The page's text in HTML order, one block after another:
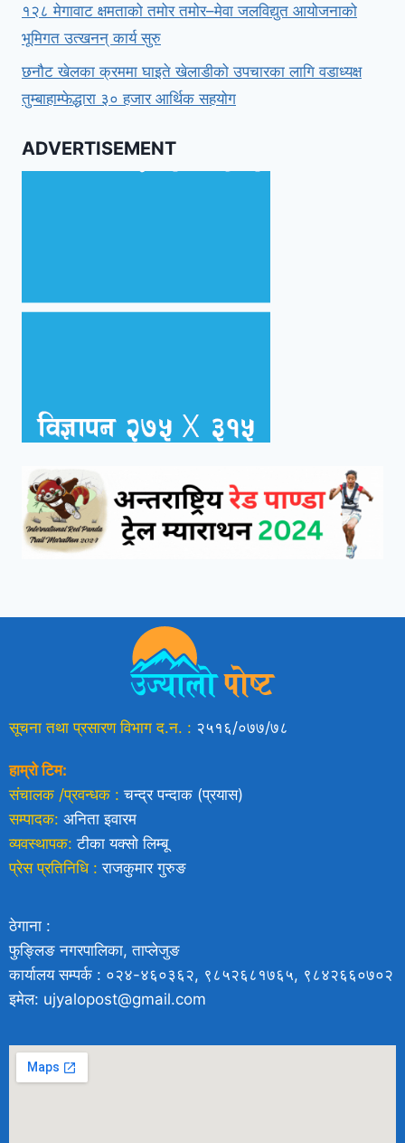
१२८ मेगावाट क्षमताको तमोर तमोर–मेवा जलविद्युत आयोजनाको
भूमिगत उत्खनन् कार्य सुरु
छनौट खेलका क्रममा घाइते खेलाडीको उपचारका लागि वडाध्यक्ष
तुम्बाहाम्फेद्धारा ३० हजार आर्थिक सहयोग
ADVERTISEMENT
सूचना तथा प्रसारण विभाग द.न. : २५१६/०७७/७८
हाम्रो टिम:
संचालक /प्रवन्धक : चन्द्र पन्दाक (प्रयास)
सम्पादक: अनिता इवारम
व्यवस्थापक: टीका यक्साे लिम्बू
प्रेस प्रतिनिधि : राजकुमार गुरुङ
ठेगाना :
फुङ्लिङ नगरपालिका, ताप्लेजुङ
कार्यालय सम्पर्क : ०२४-४६०३६२, ९८५२६८१७६५, ९८४२६६०७०२
इमेल: ujyalopost@gmail.com